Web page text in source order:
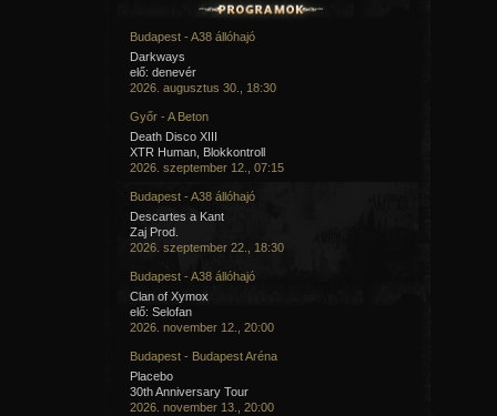
Budapest - A38 állóhajó
Darkways
elő: denevér
2026. augusztus 30., 18:30
Győr - A Beton
Death Disco XIII
XTR Human, Blokkontroll
2026. szeptember 12., 07:15
Budapest - A38 állóhajó
Descartes a Kant
Zaj Prod.
2026. szeptember 22., 18:30
Budapest - A38 állóhajó
Clan of Xymox
elő: Selofan
2026. november 12., 20:00
Budapest - Budapest Aréna
Placebo
30th Anniversary Tour
2026. november 13., 20:00